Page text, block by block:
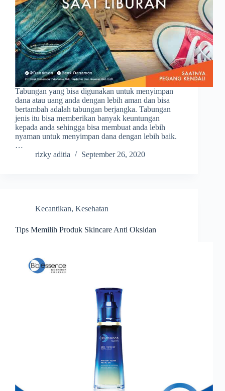
Tabungan yang bisa digunakan untuk menyimpan
dana atau uang anda dengan lebih aman dan bisa
bertambah adalah tabungan berjangka. Tabungan
jenis itu bisa memberikan banyak keuntungan
kepada anda sehingga bisa membuat anda lebih
nyaman untuk menyimpan dana dengan lebih baik.
…
rizky aditia
September 26, 2020
Kecantikan, Kesehatan
Tips Memilih Produk Skincare Anti Oksidan